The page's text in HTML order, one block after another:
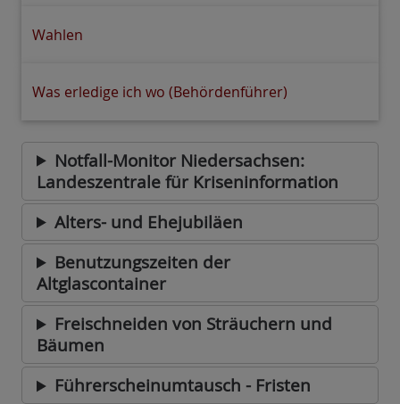
Wahlen
Was erledige ich wo (Behördenführer)
Notfall-Monitor Niedersachsen:
Landeszentrale für Kriseninformation
Alters- und Ehejubiläen
Benutzungszeiten der
Altglascontainer
Freischneiden von Sträuchern und
Bäumen
Führerscheinumtausch - Fristen